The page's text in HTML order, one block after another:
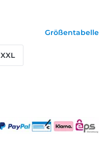
Größentabelle
XXL